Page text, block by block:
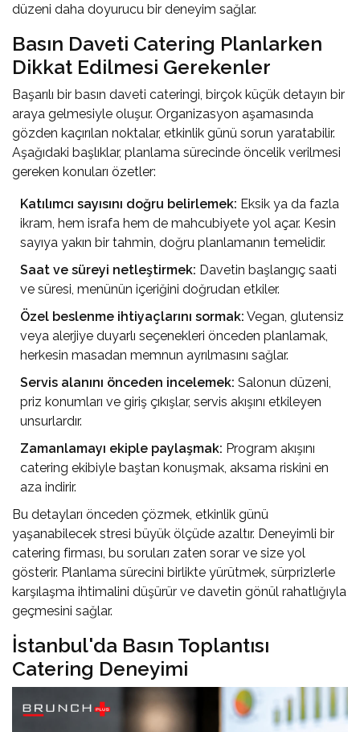
düzeni daha doyurucu bir deneyim sağlar.
Basın Daveti Catering Planlarken
Dikkat Edilmesi Gerekenler
Başarılı bir basın daveti cateringi, birçok küçük detayın bir
araya gelmesiyle oluşur. Organizasyon aşamasında
gözden kaçırılan noktalar, etkinlik günü sorun yaratabilir.
Aşağıdaki başlıklar, planlama sürecinde öncelik verilmesi
gereken konuları özetler:
Katılımcı sayısını doğru belirlemek: Eksik ya da fazla
ikram, hem israfa hem de mahcubiyete yol açar. Kesin
sayıya yakın bir tahmin, doğru planlamanın temelidir.
Saat ve süreyi netleştirmek: Davetin başlangıç saati
ve süresi, menünün içeriğini doğrudan etkiler.
Özel beslenme ihtiyaçlarını sormak: Vegan, glutensiz
veya alerjiye duyarlı seçenekleri önceden planlamak,
herkesin masadan memnun ayrılmasını sağlar.
Servis alanını önceden incelemek: Salonun düzeni,
priz konumları ve giriş çıkışlar, servis akışını etkileyen
unsurlardır.
Zamanlamayı ekiple paylaşmak: Program akışını
catering ekibiyle baştan konuşmak, aksama riskini en
aza indirir.
Bu detayları önceden çözmek, etkinlik günü
yaşanabilecek stresi büyük ölçüde azaltır. Deneyimli bir
catering firması, bu soruları zaten sorar ve size yol
gösterir. Planlama sürecini birlikte yürütmek, sürprizlerle
karşılaşma ihtimalini düşürür ve davetin gönül rahatlığıyla
geçmesini sağlar.
İstanbul'da Basın Toplantısı
Catering Deneyimi